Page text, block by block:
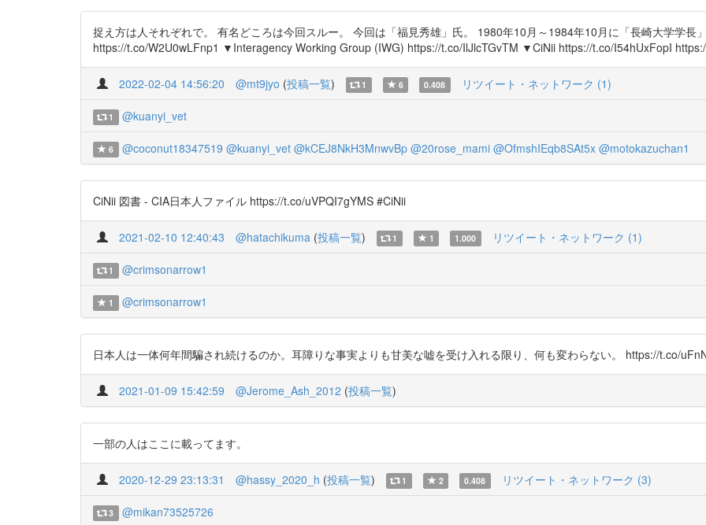
捉え方は人それぞれで。 有名どころは今回スルー。 今回は「福見秀雄」氏。 1980年10月～1984年10月に「長崎大学学
https://t.co/W2U0wLFnp1 ▼Interagency Working Group (IWG) https://t.co/IlJlcTGvTM ▼CiNii https://t.co/I54hUxFopI
2022-02-04 14:56:20 @mt9jyo (投稿一覧) 1 6 0.408 リツイート・ネットワーク (1)
1 @kuanyi_vet
6 @coconut18347519 @kuanyi_vet @kCEJ8NkH3MnwvBp @20rose_mami @OfmshIEqb8SAt5x @motokazuchan1
CiNii 図書 - CIA日本人ファイル https://t.co/uVPQI7gYMS #CiNii
2021-02-10 12:40:43 @hatachikuma (投稿一覧) 1 1 1.000 リツイート・ネットワーク (1)
1 @crimsonarrow1
1 @crimsonarrow1
日本人は一体何年間騙され続けるのか。耳障りな事実よりも甘美な嘘を受け入れる限り、何も変わらない。 https://t.co/
2021-01-09 15:42:59 @Jerome_Ash_2012 (投稿一覧)
一部の人はここに載ってます。
2020-12-29 23:13:31 @hassy_2020_h (投稿一覧) 1 2 0.408 リツイート・ネットワーク (3)
3 @mikan73525726